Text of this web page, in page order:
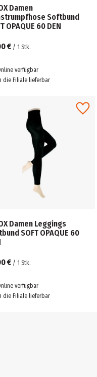
Damen
Softbund
OPAQUE 60 DEN
€ / 1 Stk.
verfügbar
die Filiale lieferbar
Damen Leggings
SOFT OPAQUE 60
€ / 1 Stk.
verfügbar
die Filiale lieferbar